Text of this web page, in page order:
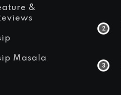
&
Masala